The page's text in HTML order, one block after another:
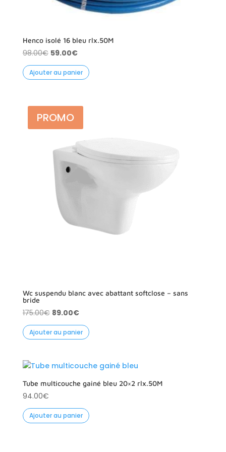
Henco isolé 16 bleu rlx.50M
98.00€ Le
prix
initial
59.00€Le
prix
actuel
Ajouter au panier
PROMO
Wc suspendu blanc avec abattant softclose – sans
bride
175.00€ Le
prix
initial
89.00€Le
prix
actuel
Ajouter au panier
Tube multicouche gainé bleu 20×2 rlx.50M
94.00€
Ajouter au panier